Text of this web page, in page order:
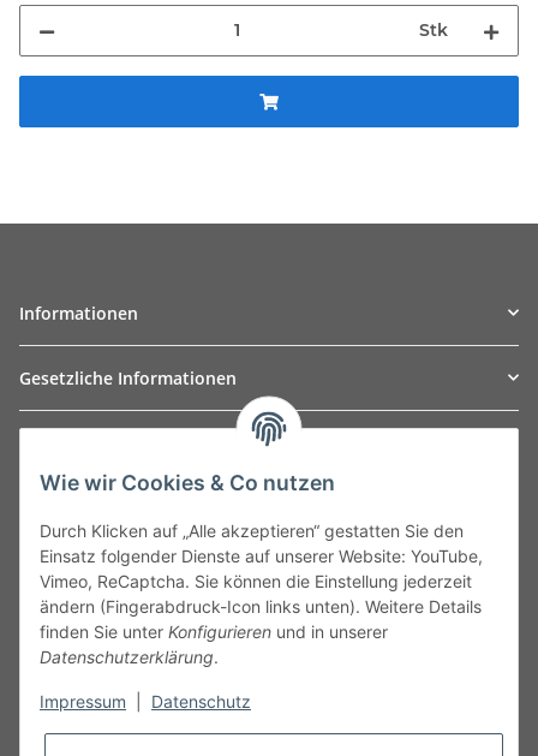
Stk
Informationen
Gesetzliche Informationen
Leibnizstraße 2a
Germany
Phone:+49 40 5287270
Fax:+49 40 5281050
Email:sales@tow-automotive.de
Wie wir Cookies & Co nutzen
Durch Klicken auf „Alle akzeptieren“ gestatten Sie den
Einsatz folgender Dienste auf unserer Website: YouTube,
Vimeo, ReCaptcha. Sie können die Einstellung jederzeit
ändern (Fingerabdruck-Icon links unten). Weitere Details
finden Sie unter Konfigurieren und in unserer
Datenschutzerklärung.
Impressum Datenschutz